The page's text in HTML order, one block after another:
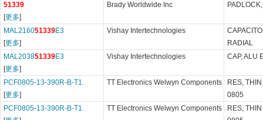
51339
[更多]
Brady Worldwide Inc
MAL216051339E3
[更多]
Vishay Intertechnologies
RADIAL
MAL203851339E3
[更多]
Vishay Intertechnologies CAP, ALU
PCF0805-13-390R-B-T1.
[更多]
TT Electronics Welwyn Components
RES,
0805
PCF0805-13-390R-B-T1.
TT Electronics Welwyn Components
RES,